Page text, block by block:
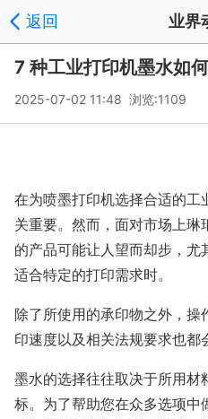
返回 业界
7 种工业打印机墨水如
2025-07-02 11:48 浏览:1109
在为喷墨打印机选择合适的工
关重要。然而，面对市场上
的产品可能让人望而却步，
适合特定的打印需求时。
除了所使用的承印物之外，
印速度以及相关法规要求也都
墨水的选择往往取决于所用材
标。为了帮助您在众多选项